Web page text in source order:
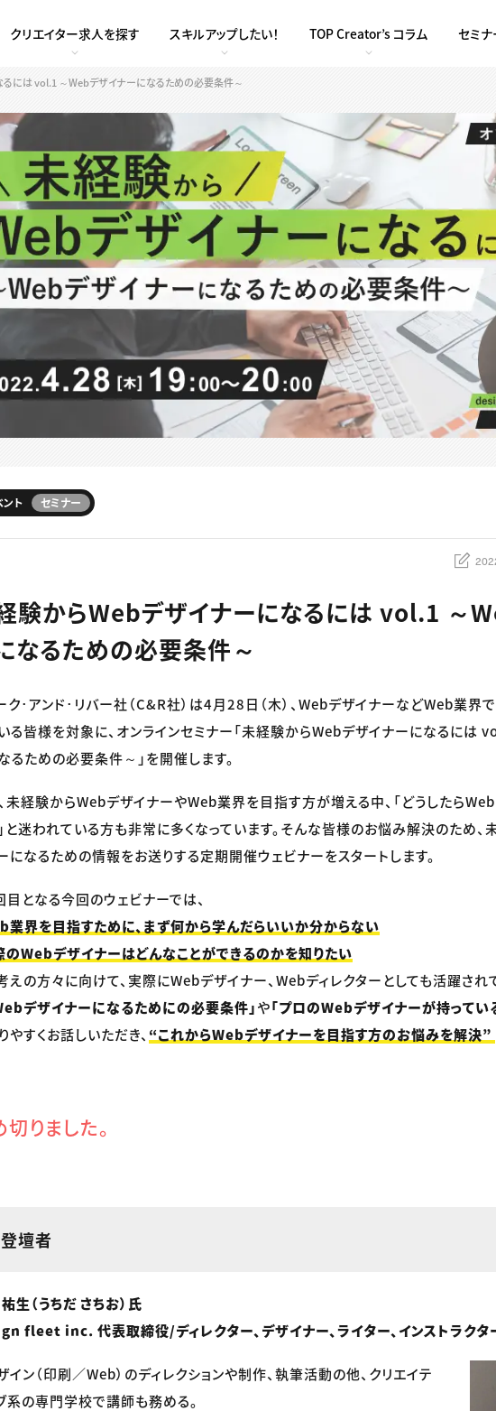
クリエイター求人を探す スキルアップしたい！ TOP Creator’s コラム セミ
には vol.1 ～Webデザイナーになるための必要条件～
ント セミナー
験からWebデザイナーになるには vol.1 ～
なるための必要条件～
ク･アンド･リバー社（C&R社）は4月28日（木）、WebデザイナーなどWeb業界
る皆様を対象に、オンラインセミナー「未経験からWebデザイナーになるには
るための必要条件～」を開催します。
未経験からWebデザイナーやWeb業界を目指す方が増える中、「どうしたら
と迷われている方も非常に多くなっています。そんな皆様のお悩み解決のため
になるための情報をお送りする定期開催ウェビナーをスタートします。
となる今回のウェビナーでは、
業界を目指すために、まず何から学んだらいいか分からない
のWebデザイナーはどんなことができるのかを知りたい
えの方々に向けて、実際にWebデザイナー、Webディレクターとしても活躍され
デザイナーになるためにの必要条件」や「プロのWebデザイナーが持ってい
やすくお話しいただき、 “これからWebデザイナーを目指す方のお悩みを解決”
りました。
登壇者
生（うちだ さちお）氏
fleet inc. 代表取締役/ディレクター、デザイナー、ライター、インストラクタ
イン（印刷／Web）のディレクションや制作、執筆活動の他、クリエイテ
系の専門学校で講師も務める。